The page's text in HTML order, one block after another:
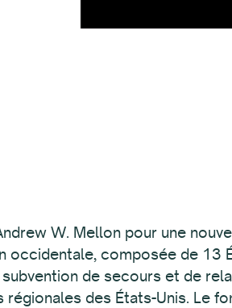
W. Mellon pour une
composée de 13
de secours et de
des États-Unis. Le